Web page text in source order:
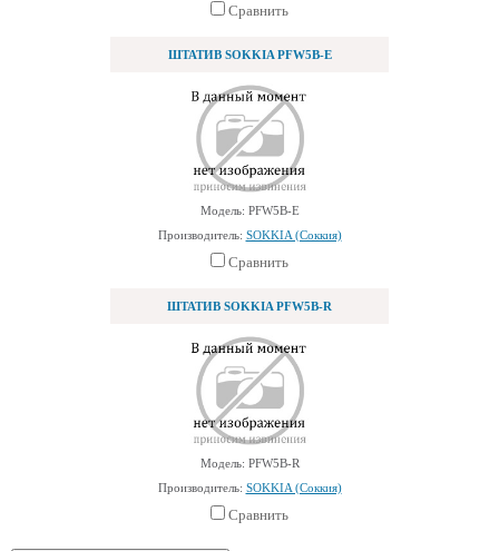
Сравнить
ШТАТИВ SOKKIA PFW5B-E
Модель: PFW5B-E
Производитель: SOKKIA (Соккия)
Сравнить
ШТАТИВ SOKKIA PFW5B-R
Модель: PFW5B-R
Производитель: SOKKIA (Соккия)
Сравнить